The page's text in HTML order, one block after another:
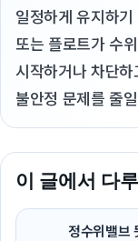
일정하게 유지하
또는 플로트가 수
시작하거나 차단
불안정 문제를 줄
이 글에서 다
정수위밸브